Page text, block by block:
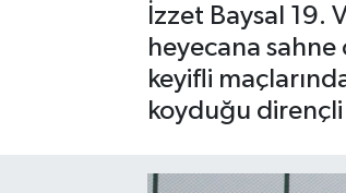
İzzet Baysal 19.
heyecana
keyifli
koyduğu